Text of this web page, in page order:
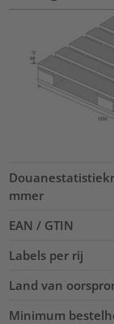
mmer
EAN / GTIN
Labels per rij
Land van
Minimum